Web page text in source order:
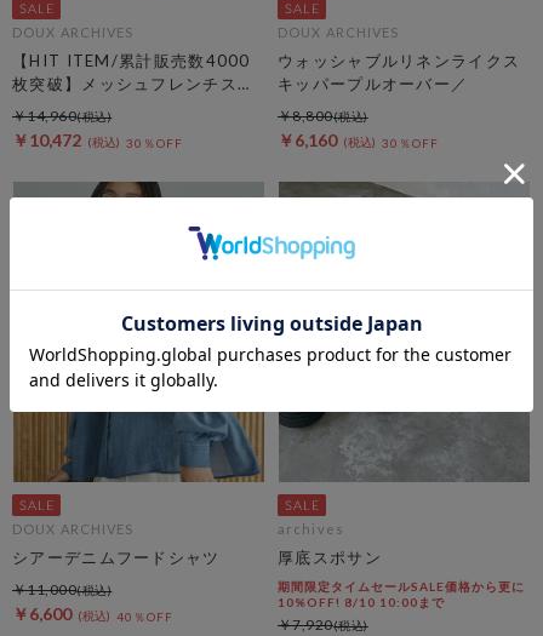
DOUX ARCHIVES
【HIT ITEM/累計販売数4000
枚突破】メッシュフレンチスリ
ーブジャケット／
￥10,472 30％OFF
￥14,960
DOUX ARCHIVES
ウォッシャブルリネンライクス
キッパープルオーバー／
￥6,160 30％OFF
￥8,800
DOUX ARCHIVES
シアーデニムフードシャツ
￥6,600 40％OFF
￥11,000
archives
厚底スポサン
期間限定タイムセールSALE価格から更に
10%OFF! 8/10 10:00まで
￥7,920